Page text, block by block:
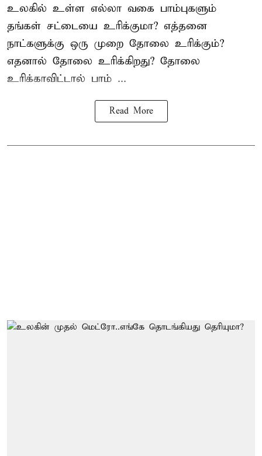
உலகில் உள்ள எல்லா வகை பாம்புகளும்
தங்கள் சட்டையை உரிக்குமா? எத்தனை
நாட்களுக்கு ஒரு முறை தோலை உரிக்கும்?
எதனால் தோலை உரிக்கிறது? தோலை
உரிக்காவிட்டால் பாம் ...
Read More